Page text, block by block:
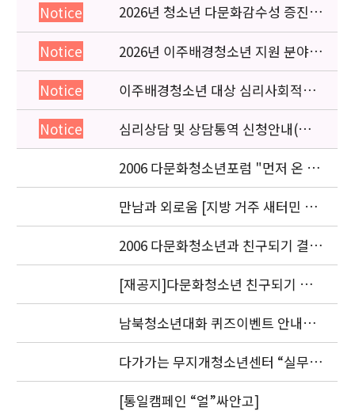
Notice
2026년 청소년 다문화감수성 증진
프로그램 「다가감」신청기관 안내
Notice
2026년 이주배경청소년 지원 분야
종사자 역량강화 교육 일정 안내
Notice
이주배경청소년 대상 심리사회적응
검사 연수동영상 개편 안내
Notice
심리상담 및 상담통역 신청안내(의뢰
서첨부)
2006 다문화청소년포럼 "먼저 온 미
래" 개최 안내
만남과 외로움 [지방 거주 새터민 청
소년의 적응과 과제] 세미나.
2006 다문화청소년과 친구되기 결과
발표 안내
[재공지]다문화청소년 친구되기 공
모전 결과발표 연기 안내
남북청소년대화 퀴즈이벤트 안내입
니다.
다가가는 무지개청소년센터 “실무자
워크숍” 안내 및 신청
[통일캠페인 “얼”싸안고]